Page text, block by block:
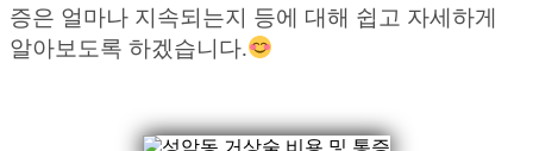
증은 얼마나 지속되는지 등에 대해 쉽고 자세하게
알아보도록 하겠습니다.